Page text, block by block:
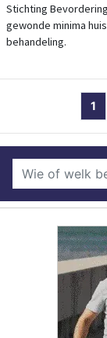
Stichting
gewonde minima
behandeling.
1